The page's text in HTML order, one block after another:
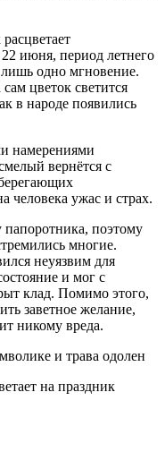
июня, период летнего
лишь одно мгновение.
цветок светится
в народе появились
намерениями
вернётся с
человека ужас и страх.
поэтому
многие.
неуязвим для
и мог с
клад. Помимо этого,
заветное желание,
никому вреда.
на праздник